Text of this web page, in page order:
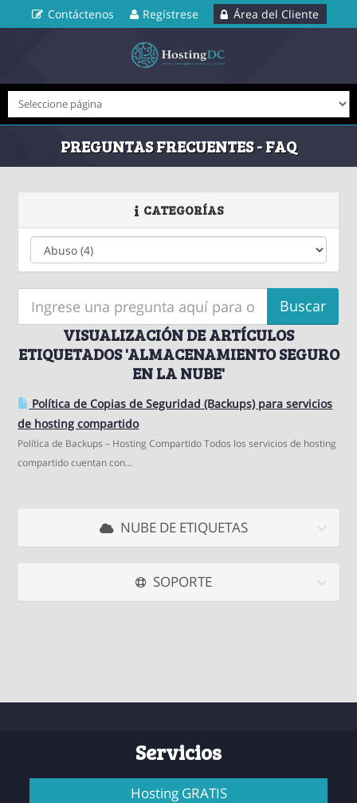
Contáctenos Regístrese Área del Cliente
PREGUNTAS FRECUENTES - FAQ
CATEGORÍAS
VISUALIZACIÓN DE ARTÍCULOS
ETIQUETADOS 'ALMACENAMIENTO SEGURO
EN LA NUBE'
Política de Copias de Seguridad (Backups) para servicios
de hosting compartido
Política de Backups – Hosting Compartido Todos los servicios de hosting
compartido cuentan con...
NUBE DE ETIQUETAS
SOPORTE
Servicios
Hosting GRATIS